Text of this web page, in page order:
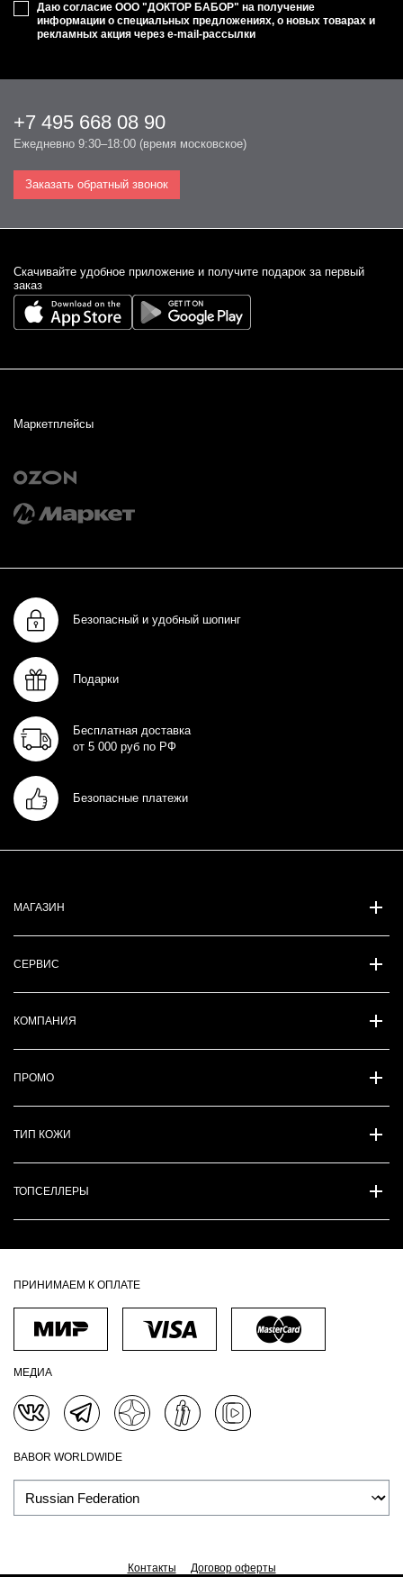
Даю согласие ООО "ДОКТОР БАБОР" на получение
информации о специальных предложениях, о новых товарах и
рекламных акция через e-mail-рассылки
+7 495 668 08 90
Ежедневно 9:30–18:00 (время московское)
Заказать обратный звонок
Cкачивайте удобное приложение и получите подарок за первый
заказ
Маркетплейсы
Безопасный и удобный шопинг
Подарки
Бесплатная доставка
от 5 000 руб по РФ
Безопасные платежи
МАГАЗИН
СЕРВИС
КОМПАНИЯ
ПРОМО
ТИП КОЖИ
ТОПСЕЛЛЕРЫ
ПРИНИМАЕМ К ОПЛАТЕ
МЕДИА
BABOR WORLDWIDE
Контакты Договор оферты